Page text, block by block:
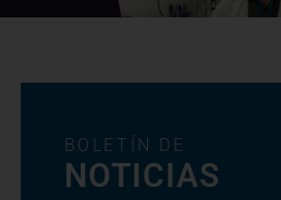
BOLETÍN DE
NOTICIAS